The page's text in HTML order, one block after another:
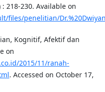
218-230. Available on
penelitian/
Kognitif, Afektif dan
on
2015/11/ranah-
. Accessed on October 17,